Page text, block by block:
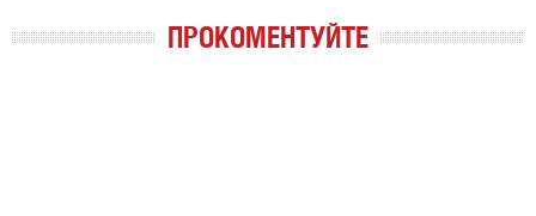
ПРОКОМЕНТУЙТЕ